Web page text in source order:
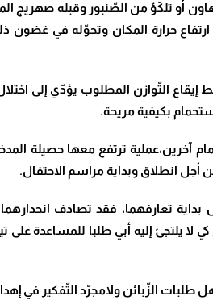
أو تلكّؤ من الصّنبور وقبله صهريج
حرارة المكان وتحوّله في غضون
إيقاع التّوازن المطلوب يؤدّي إلى
بكيفية مريحة.
آخرين،عملية ترتفع معها حصيلة
أجل انطلاق وبداية مراسم الاحتفال.
تعارفهما، فقد تصادف
لا يلتجئ إليه أبي طلبا للمساعدة على
الزّبائن ولامجرّد التّفكير في